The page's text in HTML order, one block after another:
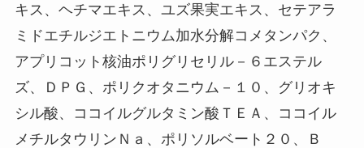
キス、ヘチマエキス、ユズ果実エキス、セテアラ
ミドエチルジエトニウム加水分解コメタンパク、
アプリコット核油ポリグリセリル－６エステル
ズ、ＤＰＧ、ポリクオタニウム－１０、グリオキ
シル酸、ココイルグルタミン酸ＴＥＡ、ココイル
メチルタウリンＮａ、ポリソルベート２０、Ｂ